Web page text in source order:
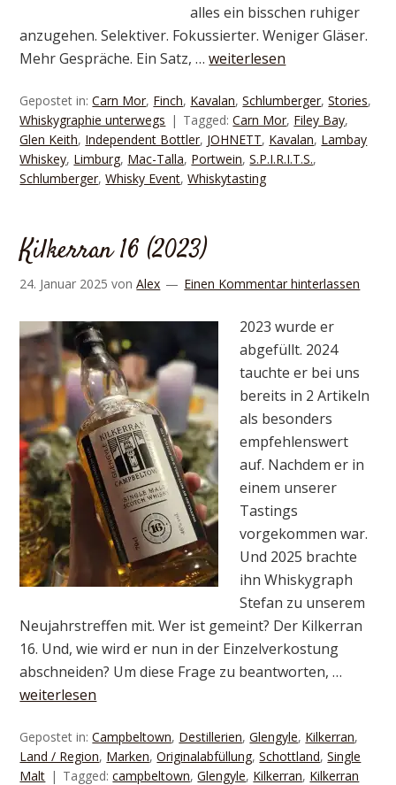
alles ein bisschen ruhiger
anzugehen. Selektiver. Fokussierter. Weniger Gläser.
Mehr Gespräche. Ein Satz, …weiterlesen
Gepostet in:Carn Mor, Finch, Kavalan,Schlumberger,Stories,
Whiskygraphie unterwegs
Tagged:Carn Mor, Filey Bay,
Glen Keith, Independent Bottler, JOHNETT, Kavalan, Lambay
Whiskey, Limburg, Mac-Talla, Portwein,S.P.I.R.I.T.S.,
Schlumberger,Whisky Event,Whiskytasting
Kilkerran 16 (2023)
24. Januar 2025 vonAlex Einen Kommentar hinterlassen
2023 wurde er
abgefüllt. 2024
tauchte er bei uns
bereits in 2 Artikeln
als besonders
empfehlenswert
auf. Nachdem er in
einem unserer
Tastings
vorgekommen war.
Und 2025 brachte
ihn Whiskygraph
Stefan zu unserem
Neujahrstreffen mit. Wer ist gemeint? Der Kilkerran
16. Und, wie wird er nun in der Einzelverkostung
abschneiden? Um diese Frage zu beantworten, …
weiterlesen
Gepostet in:Campbeltown, Destillerien,Glengyle, Kilkerran,
Land / Region, Marken,Originalabfüllung,Schottland,Single
Malt
Tagged:campbeltown,Glengyle, Kilkerran, Kilkerran